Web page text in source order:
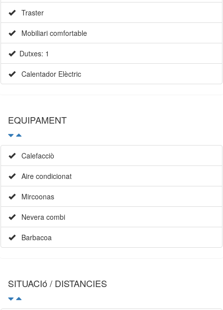
Traster
Mobiliari comfortable
Dutxes: 1
Calentador Elèctric
EQUIPAMENT
Calefacciò
Aire condicionat
Mircoonas
Nevera combi
Barbacoa
SITUACIó / DISTANCIES